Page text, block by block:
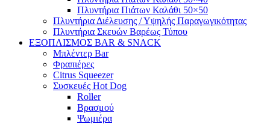
Πλυντήρια Πιάτων Καλάθι 50×50
Πλυντήρια Διέλευσης / Υψηλής Παραγωγικότητας
Πλυντήρια Σκευών Βαρέως Τύπου
ΕΞΟΠΛΙΣΜΟΣ BAR & SNACK
Μπλέντερ Bar
Φραπιέρες
Citrus Squeezer
Συσκευές Hot Dog
Roller
Βρασμού
Ψωμιέρα